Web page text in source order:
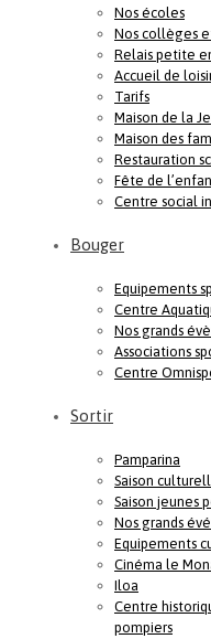
Nos écoles
Nos collèges
Relais petite
Accueil de
Tarifs
Maison de la
Maison des
Restauration
Fête de
Centre social
Bouger
Equipements
Centre
Nos grands
Associations
Centre
Sortir
Pamparina
Saison
Saison jeunes
Nos grands
Equipements
Cinéma le
Iloa
Centre
pompiers